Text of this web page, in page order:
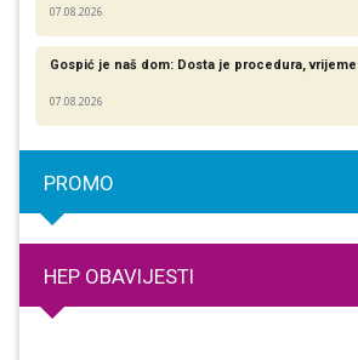
07.08.2026
Gospić je naš dom: Dosta je procedura,
07.08.2026
PROMO
HEP OBAVIJESTI